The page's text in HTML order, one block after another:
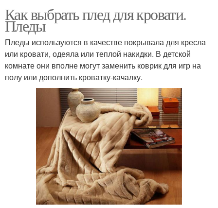
Как выбрать плед для кровати.
Пледы
Пледы используются в качестве покрывала для кресла
или кровати, одеяла или теплой накидки. В детской
комнате они вполне могут заменить коврик для игр на
полу или дополнить кроватку-качалку.